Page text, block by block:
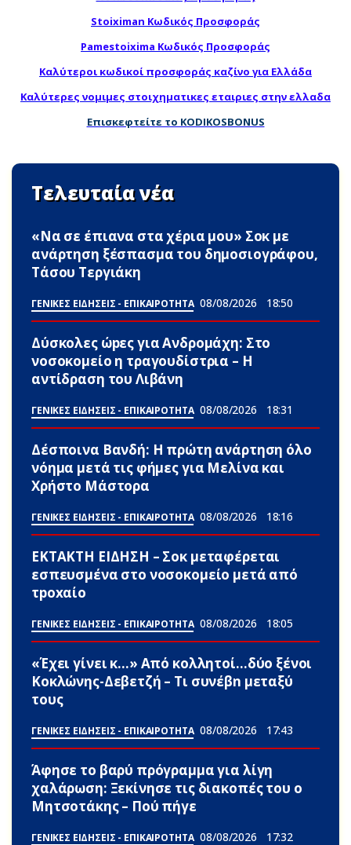
Stoiximan Κωδικός Προσφοράς
Pamestoixima Κωδικός Προσφοράς
Καλύτεροι κωδικοί προσφοράς καζίνο για Ελλάδα
Καλύτερες νομιμες στοιχηματικες εταιριες στην ελλαδα
Επισκεφτείτε το KODIKOSBONUS
Τελευταία νέα
«Να σε έπιανα στα χέρια μου» Σoκ με
ανάρτηση ξέσπασμα του δημοσιογράφου,
Τάσου Τεργιάκη
ΓΕΝΙΚΕΣ ΕΙΔΗΣΕΙΣ - ΕΠΙΚΑΙΡΟΤΗΤΑ 08/08/2026 18:50
Δύσκολες ώpες για Ανδρομάχη: Στο
νοσοκομείο η τραγουδίστρια – Η
αντίδραση του Λιβάνη
ΓΕΝΙΚΕΣ ΕΙΔΗΣΕΙΣ - ΕΠΙΚΑΙΡΟΤΗΤΑ 08/08/2026 18:31
Δέσποινα Βανδή: Η πρώτη ανάρτηση όλο
νόημα μετά τις φήμες για Μελίνα και
Χρήστο Μάστορα
ΓΕΝΙΚΕΣ ΕΙΔΗΣΕΙΣ - ΕΠΙΚΑΙΡΟΤΗΤΑ 08/08/2026 18:16
ΕΚΤΑΚΤΗ ΕΙΔΗΣΗ – Σoκ μεταφέρεται
εσπευσμένα στο νοσοκομείο μετά από
τpοxαίο
ΓΕΝΙΚΕΣ ΕΙΔΗΣΕΙΣ - ΕΠΙΚΑΙΡΟΤΗΤΑ 08/08/2026 18:05
«Έχει γίνει κ…» Από κολλητοί…δύο ξένοι
Κοκλώνης-Δεβετζή – Τι συνέβn μεταξύ
τους
ΓΕΝΙΚΕΣ ΕΙΔΗΣΕΙΣ - ΕΠΙΚΑΙΡΟΤΗΤΑ 08/08/2026 17:43
Άφησε το βαρύ πρόγραμμα για λίγη
χαλάρωση: Ξεκίνησε τις διακοπές του ο
Μητσοτάκης – Πού πήγε
ΓΕΝΙΚΕΣ ΕΙΔΗΣΕΙΣ - ΕΠΙΚΑΙΡΟΤΗΤΑ 08/08/2026 17:32